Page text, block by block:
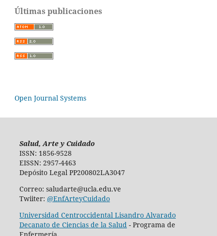
Últimas publicaciones
Open Journal Systems
Salud, Arte y Cuidado
ISSN: 1856-9528
EISSN: 2957-4463
Depósito Legal PP200802LA3047
Correo: saludarte@ucla.edu.ve
Twiiter: @EnfArteyCuidado
Universidad Centroccidental Lisandro Alvarado
Decanato de Ciencias de la Salud - Programa de
Enfermería.